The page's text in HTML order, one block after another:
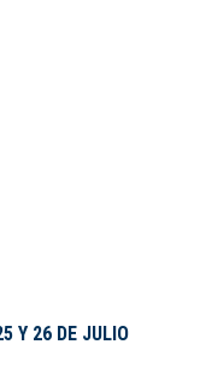
Y 26 DE JULIO